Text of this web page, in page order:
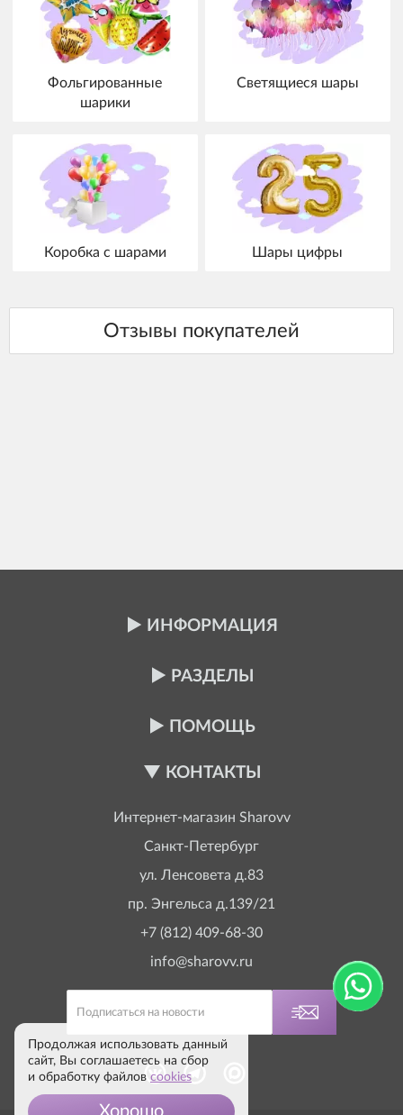
Фольгированные
шарики
Светящиеся шары
Коробка с шарами Шары цифры
ИНФОРМАЦИЯ
РАЗДЕЛЫ
ПОМОЩЬ
КОНТАКТЫ
Интернет-магазин Sharovv
Санкт-Петербург
ул. Ленсовета д.83
пр. Энгельса д.139/21
+7 (812) 409-68-30
info@sharovv.ru
Продолжая использовать данный
сайт, Вы соглашаетесь на сбор
и обработку файлов cookies
Хорошо